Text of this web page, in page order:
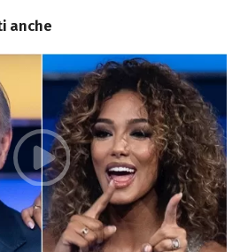
anche